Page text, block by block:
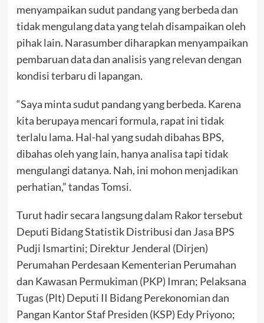
menyampaikan sudut pandang yang berbeda dan
tidak mengulang data yang telah disampaikan oleh
pihak lain. Narasumber diharapkan menyampaikan
pembaruan data dan analisis yang relevan dengan
kondisi terbaru di lapangan.
“Saya minta sudut pandang yang berbeda. Karena
kita berupaya mencari formula, rapat ini tidak
terlalu lama. Hal-hal yang sudah dibahas BPS,
dibahas oleh yang lain, hanya analisa tapi tidak
mengulangi datanya. Nah, ini mohon menjadikan
perhatian,” tandas Tomsi.
Turut hadir secara langsung dalam Rakor tersebut
Deputi Bidang Statistik Distribusi dan Jasa BPS
Pudji Ismartini; Direktur Jenderal (Dirjen)
Perumahan Perdesaan Kementerian Perumahan
dan Kawasan Permukiman (PKP) Imran; Pelaksana
Tugas (Plt) Deputi II Bidang Perekonomian dan
Pangan Kantor Staf Presiden (KSP) Edy Priyono;